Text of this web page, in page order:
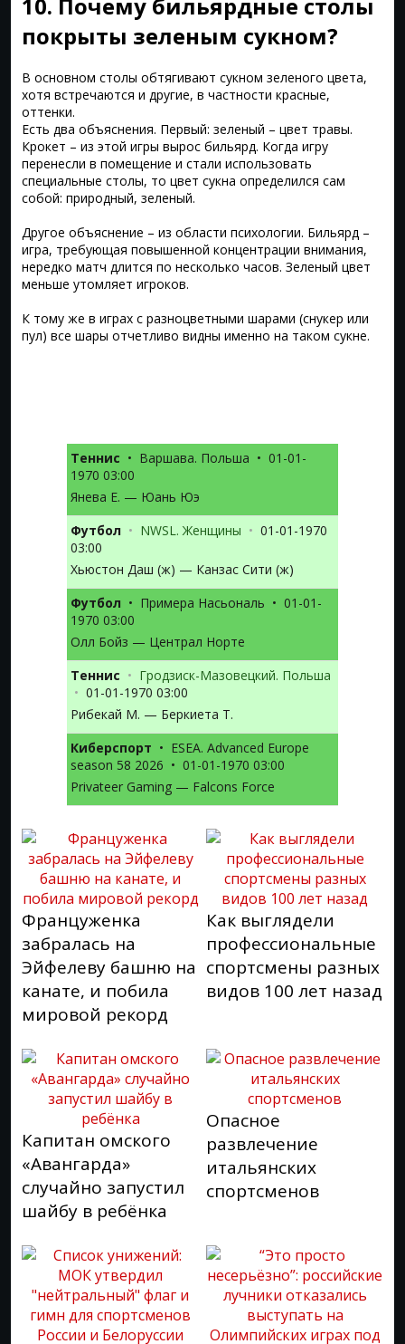
10. Почему бильярдные столы
покрыты зеленым сукном?
В основном столы обтягивают сукном зеленого цвета,
хотя встречаются и другие, в частности красные,
оттенки.
Есть два объяснения. Первый: зеленый – цвет травы.
Крокет – из этой игры вырос бильярд. Когда игру
перенесли в помещение и стали использовать
специальные столы, то цвет сукна определился сам
собой: природный, зеленый.
Другое объяснение – из области психологии. Бильярд –
игра, требующая повышенной концентрации внимания,
нередко матч длится по несколько часов. Зеленый цвет
меньше утомляет игроков.
К тому же в играх с разноцветными шарами (снукер или
пул) все шары отчетливо видны именно на таком сукне.
Теннис • Варшава. Польша • 01-01-
1970 03:00
Янева Е. — Юань Юэ
Футбол • NWSL. Женщины • 01-01-1970
03:00
Хьюстон Даш (ж) — Канзас Сити (ж)
Футбол • Примера Насьональ • 01-01-
1970 03:00
Олл Бойз — Централ Норте
Теннис • Гродзиск-Мазовецкий. Польша
• 01-01-1970 03:00
Рибекай М. — Беркиета Т.
Киберспорт • ESEA. Advanced Europe
season 58 2026 • 01-01-1970 03:00
Privateer Gaming — Falcons Force
Француженка
забралась на
Эйфелеву башню на
канате, и побила
мировой рекорд
Как выглядели
профессиональные
спортсмены разных
видов 100 лет назад
Капитан омского
«Авангарда»
случайно запустил
шайбу в ребёнка
Опасное
развлечение
итальянских
спортсменов